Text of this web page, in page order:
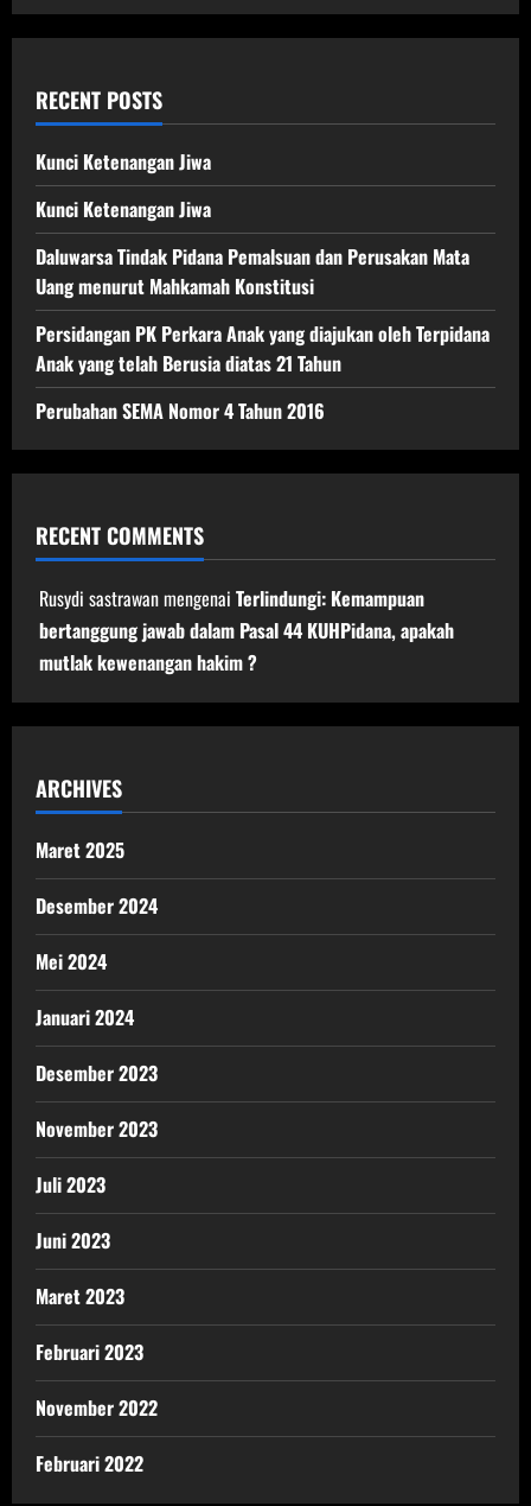
RECENT POSTS
Kunci Ketenangan Jiwa
Kunci Ketenangan Jiwa
Daluwarsa Tindak Pidana Pemalsuan dan Perusakan Mata
Uang menurut Mahkamah Konstitusi
Persidangan PK Perkara Anak yang diajukan oleh Terpidana
Anak yang telah Berusia diatas 21 Tahun
Perubahan SEMA Nomor 4 Tahun 2016
RECENT COMMENTS
Rusydi sastrawanmengenai Terlindungi: Kemampuan
bertanggung jawab dalam Pasal 44 KUHPidana, apakah
mutlak kewenangan hakim ?
ARCHIVES
Maret 2025
Desember 2024
Mei 2024
Januari 2024
Desember 2023
November 2023
Juli 2023
Juni 2023
Maret 2023
Februari 2023
November 2022
Februari 2022